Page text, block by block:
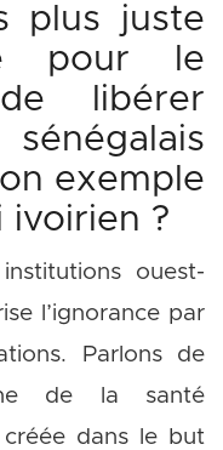
plus juste
pour le
libérer
sénégalais
exemple
ivoirien ?
ouest-
l’ignorance par
Parlons de
de la santé
dans le but